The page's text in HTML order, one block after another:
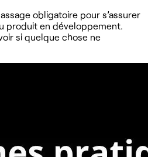
obligatoire pour s’assurer
produit en développement.
si quelque chose ne